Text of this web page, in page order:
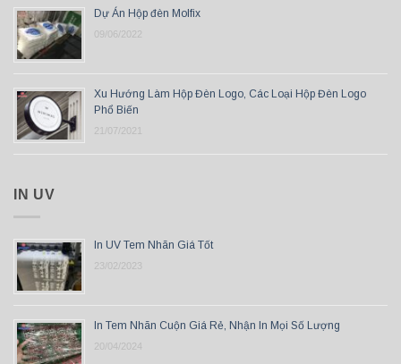
Dự Án Hộp đèn Molfix
09/06/2022
Xu Hướng Làm Hộp Đèn Logo, Các Loại Hộp Đèn Logo
Phổ Biến
21/07/2021
IN UV
In UV Tem Nhãn Giá Tốt
23/02/2023
In Tem Nhãn Cuộn Giá Rẻ, Nhận In Mọi Số Lượng
20/04/2024